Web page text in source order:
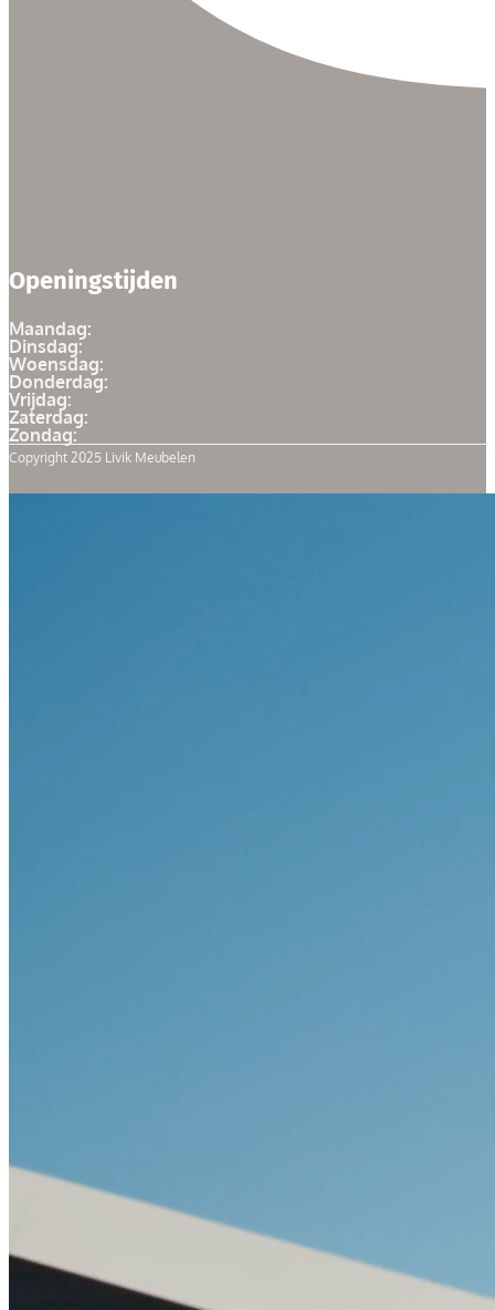
Openingstijden
Maandag:
Dinsdag:
Woensdag:
Donderdag:
Vrijdag:
Zaterdag:
Zondag:
Copyright 2025 Livik Meubelen